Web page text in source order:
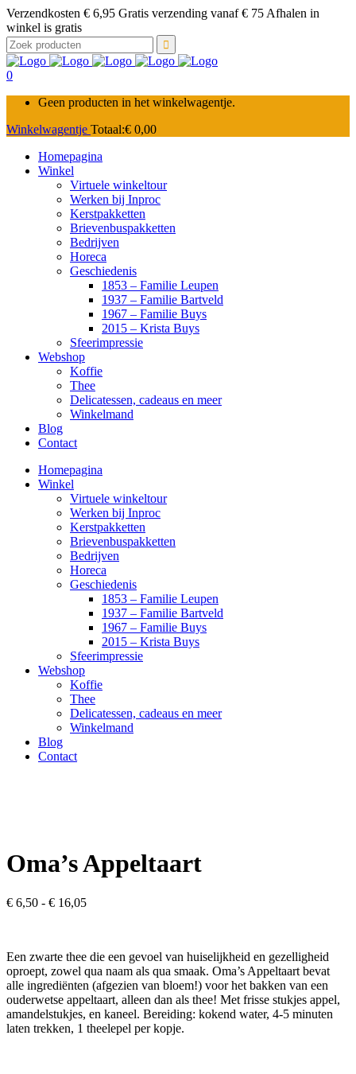
Verzendkosten € 6,95 Gratis verzending vanaf € 75 Afhalen in
winkel is gratis
Zoek
naar:
0
Geen producten in het winkelwagentje.
Winkelwagentje Totaal:€ 0,00
Homepagina
Winkel
Virtuele winkeltour
Werken bij Inproc
Kerstpakketten
Brievenbuspakketten
Bedrijven
Horeca
Geschiedenis
1853 – Familie Leupen
1937 – Familie Bartveld
1967 – Familie Buys
2015 – Krista Buys
Sfeerimpressie
Webshop
Koffie
Thee
Delicatessen, cadeaus en meer
Winkelmand
Blog
Contact
Homepagina
Winkel
Virtuele winkeltour
Werken bij Inproc
Kerstpakketten
Brievenbuspakketten
Bedrijven
Horeca
Geschiedenis
1853 – Familie Leupen
1937 – Familie Bartveld
1967 – Familie Buys
2015 – Krista Buys
Sfeerimpressie
Webshop
Koffie
Thee
Delicatessen, cadeaus en meer
Winkelmand
Blog
Contact
Oma’s Appeltaart
€ 6,50 - € 16,05Prijsklasse:
Een zwarte thee die een gevoel van huiselijkheid en gezelligheid
oproept, zowel qua naam als qua smaak. Oma’s Appeltaart bevat
alle ingrediënten (afgezien van bloem!) voor het bakken van een
ouderwetse appeltaart, alleen dan als thee! Met frisse stukjes appel,
amandelstukjes, en kaneel. Bereiding: kokend water, 4-5 minuten
laten trekken, 1 theelepel per kopje.